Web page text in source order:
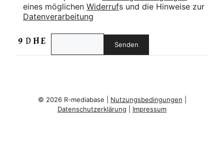
eines möglichen Widerrufs und die Hinweise zur
Datenverarbeitung
© 2026 R-mediabase | Nutzungsbedingungen
Datenschutzerklärung
Impressum